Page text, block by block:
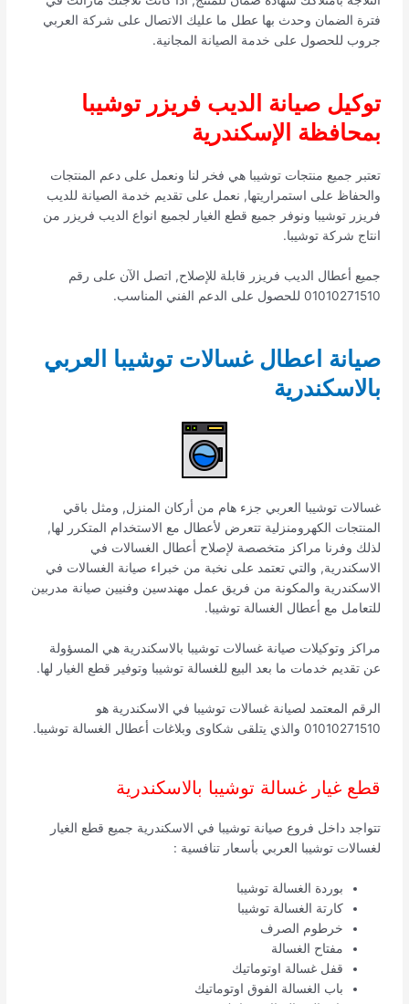
فترة الضمان وحدث بها عطل ما عليك الاتصال على شركة العربي
جروب للحصول على خدمة الصيانة المجانية.
توكيل صيانة الديب فريزر توشيبا
بمحافظة الإسكندرية
تعتبر جميع منتجات توشيبا هي فخر لنا ونعمل على دعم المنتجات
والحفاظ على استمراريتها, نعمل على تقديم خدمة الصيانة للديب
فريزر توشيبا ونوفر جميع قطع الغيار لجميع انواع الديب فريزر من
انتاج شركة توشيبا.
جميع أعطال الديب فريزر قابلة للإصلاح, اتصل الآن على رقم
01010271510 للحصول على الدعم الفني المناسب.
صيانة اعطال غسالات توشيبا العربي
بالاسكندرية
غسالات توشيبا العربي جزء هام من أركان المنزل, ومثل باقي
المنتجات الكهرومنزلية تتعرض لأعطال مع الاستخدام المتكرر لها,
لذلك وفرنا مراكز متخصصة لإصلاح أعطال الغسالات في
الاسكندرية, والتي تعتمد على نخبة من خبراء صيانة الغسالات في
الاسكندرية والمكونة من فريق عمل مهندسين وفنيين صيانة مدربين
للتعامل مع أعطال الغسالة توشيبا.
مراكز وتوكيلات صيانة غسالات توشيبا بالاسكندرية هي المسؤولة
عن تقديم خدمات ما بعد البيع للغسالة توشيبا وتوفير قطع الغيار لها.
الرقم المعتمد لصيانة غسالات توشيبا في الاسكندرية هو
01010271510 والذي يتلقى شكاوى وبلاغات أعطال الغسالة توشيبا.
قطع غيار غسالة توشيبا بالاسكندرية
تتواجد داخل فروع صيانة توشيبا في الاسكندرية جميع قطع الغيار
لغسالات توشيبا العربي بأسعار تنافسية :
بوردة الغسالة توشيبا
كارتة الغسالة توشيبا
خرطوم الصرف
مفتاح الغسالة
قفل غسالة اوتوماتيك
باب الغسالة الفوق اوتوماتيك